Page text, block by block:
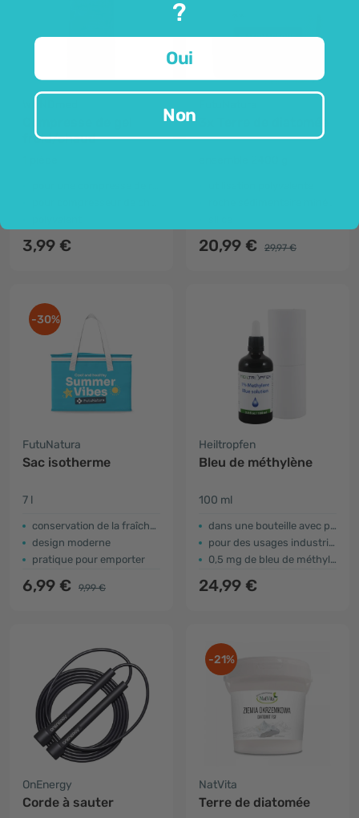
froid/chaud
3,99 € 20,99 € 29,97 €
-30%
FutuNatura
Sac isotherme
7 l
conservation de la fraîcheur
design moderne
pratique pour emporter
6,99 € 9,99 €
Heiltropfen
Bleu de méthylène
100 ml
dans une bouteille avec pipette
pour des usages industriels, de recherche et de laboratoire
0,5 mg de bleu de méthylène dans une goutte
24,99 €
OnEnergy
Corde à sauter
-21%
NatVita
Terre de diatomée
?
Oui
Non